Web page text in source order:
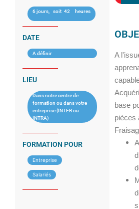
6 jours, soit 42 heures
DATE
A définir
LIEU
Dans notre centre de
formation ou dans votre
entreprise (INTER ou
INTRA)
FORMATION POUR
Entreprise
Salariés
A
base
pièces